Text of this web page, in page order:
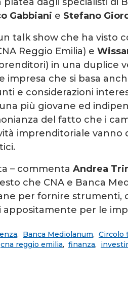
Gabbiani e Stefano
talk show che ha visto
Reggio Emilia) e
in una duplice
impresa che si basa
e considerazioni
più giovane ed
del fatto che i
imprenditoriale vanno
– commenta Andrea
che CNA e Banca
per fornire strumenti,
appositamente per le
, Banca Mediolanum, Circolo
cna reggio emilia, finanza,